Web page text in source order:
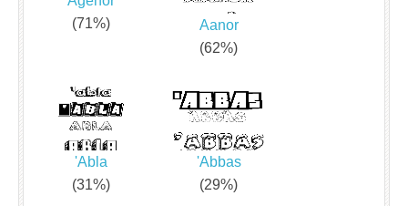
(71%)
Aanor
(62%)
'Abla
(31%)
'Abbas
(29%)